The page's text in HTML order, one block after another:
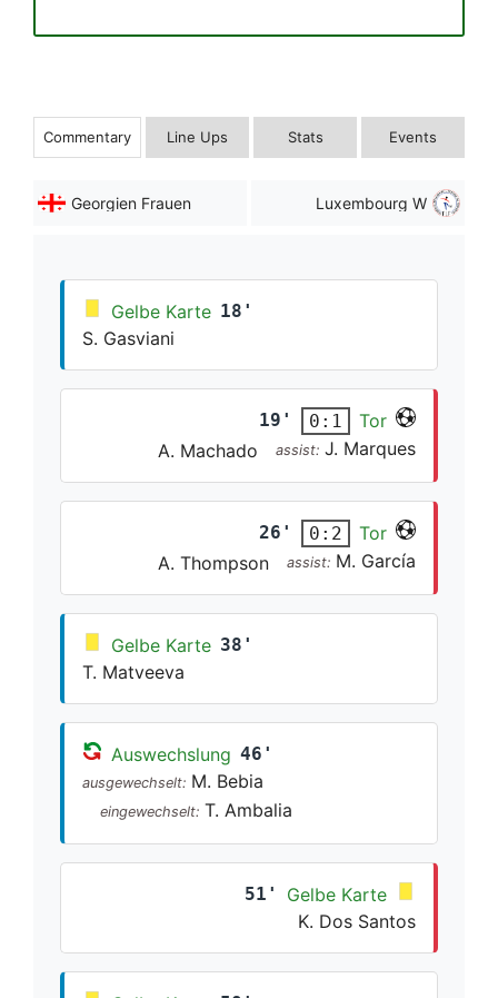
Commentary Line Ups Stats Events
Georgien Frauen Luxembourg W
Gelbe Karte 18'
S. Gasviani
19' 0:1
Tor
A. Machado
assist: J. Marques
26' 0:2
Tor
A. Thompson
assist: M. García
Gelbe Karte 38'
T. Matveeva
Auswechslung 46'
ausgewechselt: M. Bebia
eingewechselt: T. Ambalia
51'
Gelbe Karte
K. Dos Santos